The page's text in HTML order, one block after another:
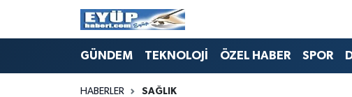
GÜNDEM TEKNOLOJİ ÖZEL HABER SPOR
HABERLER SAĞLIK